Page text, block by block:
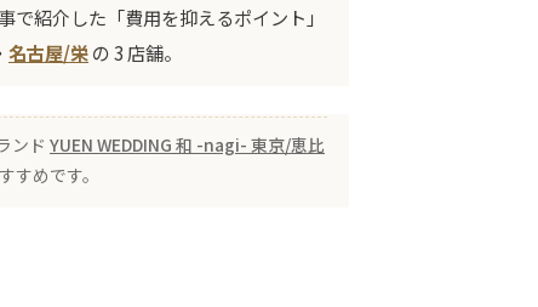
紹介した「費用を抑えるポイント」
名古屋/栄の 3 店舗。
ンド YUEN WEDDING 和 -nagi- 東京/恵比
すめです。